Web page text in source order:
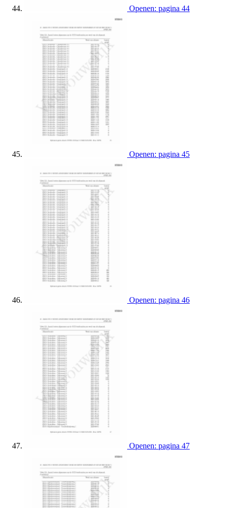
Openen: pagina 44
Openen: pagina 45
Openen: pagina 46
Openen: pagina 47